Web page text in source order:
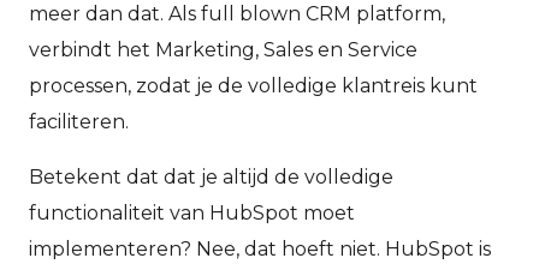
meer dan dat. Als full blown CRM platform,
verbindt het Marketing, Sales en Service
processen, zodat je de volledige klantreis kunt
faciliteren.
Betekent dat dat je altijd de volledige
functionaliteit van HubSpot moet
implementeren? Nee, dat hoeft niet. HubSpot is